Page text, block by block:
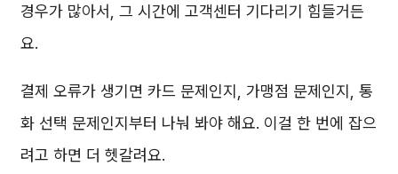
경우가 많아서, 그 시간에 고객센터 기다리기 힘들거든
요.
결제 오류가 생기면 카드 문제인지, 가맹점 문제인지, 통
화 선택 문제인지부터 나눠 봐야 해요. 이걸 한 번에 잡으
려고 하면 더 헷갈려요.